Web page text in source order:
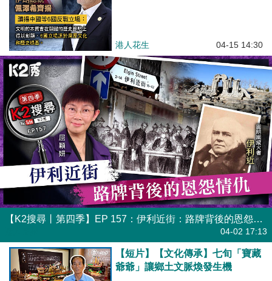
港人花生 04-15 14:30
【K2搜尋丨第四季】EP 157：伊利近街：路牌背後的恩怨情仇
04-02 17:13
【短片】【文化傳承】七旬「寶藏
爺爺」讓鄉土文脈煥發生機